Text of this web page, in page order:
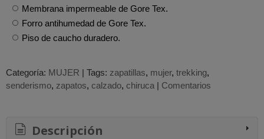
Membrana impermeable de Gore Tex.
Forro antihumedad de Gore Tex.
Piso de caucho duradero.
Categoría: MUJER | Tags: zapatillas mujer trekking
senderismo zapatos calzado chiruca | Comentarios
Descripción